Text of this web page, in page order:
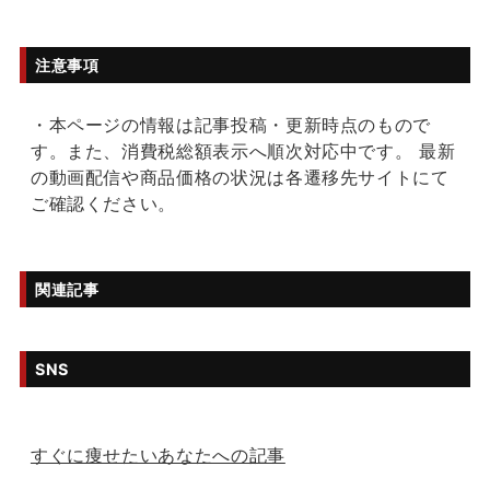
注意事項
・本ページの情報は記事投稿・更新時点のもので
す。また、消費税総額表示へ順次対応中です。 最新
の動画配信や商品価格の状況は各遷移先サイトにて
ご確認ください。
関連記事
SNS
すぐに痩せたいあなたへの記事